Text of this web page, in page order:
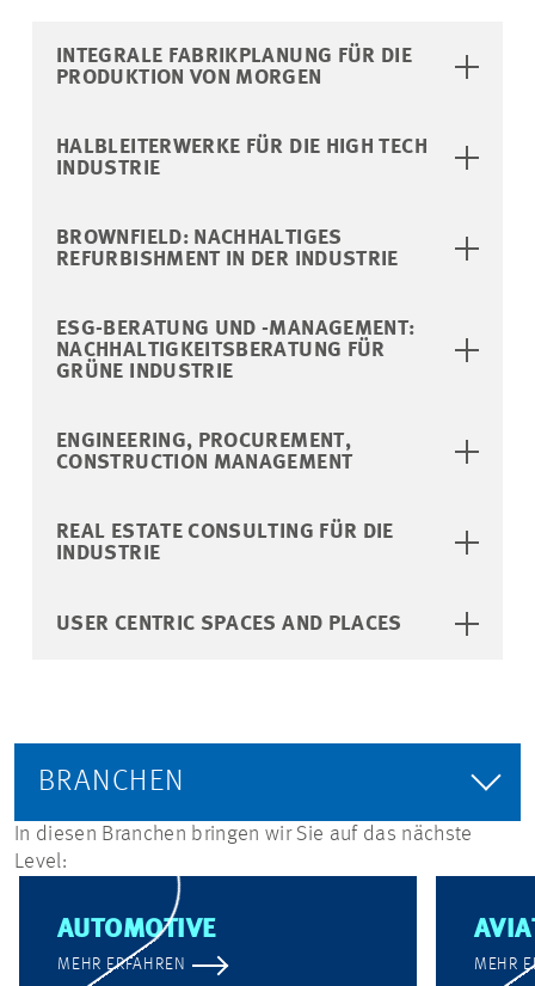
INTEGRALE FABRIKPLANUNG FÜR DIE
PRODUKTION VON MORGEN
HALBLEITERWERKE FÜR DIE HIGH TECH
INDUSTRIE
BROWNFIELD: NACHHALTIGES
REFURBISHMENT IN DER INDUSTRIE
ESG-BERATUNG UND -MANAGEMENT:
NACHHALTIGKEITSBERATUNG FÜR
GRÜNE INDUSTRIE
ENGINEERING, PROCUREMENT,
CONSTRUCTION MANAGEMENT
REAL ESTATE CONSULTING FÜR DIE
INDUSTRIE
USER CENTRIC SPACES AND PLACES
BRANCHEN
In diesen Branchen bringen wir Sie auf das nächste
Level:
AUTOMOTIVE
MEHR ERFAHREN MEHR